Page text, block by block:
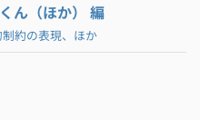
ん（ほか） 編
約の表現、ほか